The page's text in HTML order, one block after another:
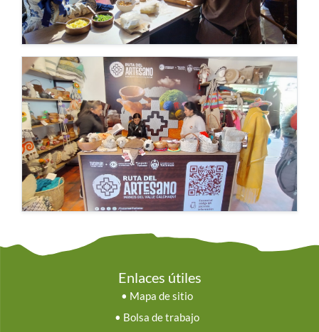
Enlaces útiles
• Mapa de sitio
• Bolsa de trabajo